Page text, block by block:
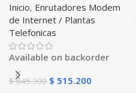
Gris,Negro , Azul ,Rosa
Libre Todo Operador 4G
LTE SIMCARD
Inicio, Enrutadores Modem
de Internet / Plantas
Telefonicas
Available on backorder
$645.300 $ 515.200